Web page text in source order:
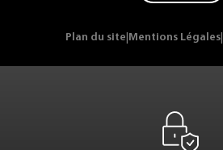
Plan du site Mentions Légales